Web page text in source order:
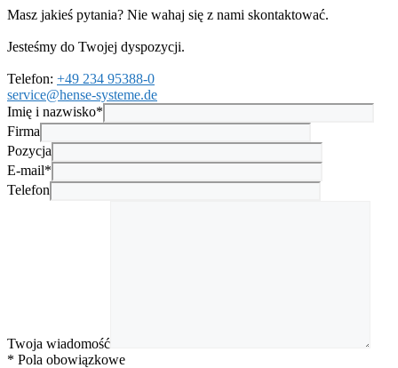
Masz jakieś pytania? Nie wahaj się z nami skontaktować.
Jesteśmy do Twojej dyspozycji.
Telefon: +49 234 95388-0
service@hense-systeme.de
Imię i nazwisko*
Firma
Pozycja
E-mail*
Telefon
Twoja wiadomość
* Pola obowiązkowe